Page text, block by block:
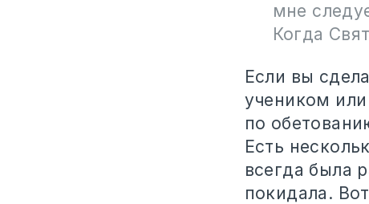
мне
Когда
Если вы
учеником
по
Есть
всегда была
покидала.